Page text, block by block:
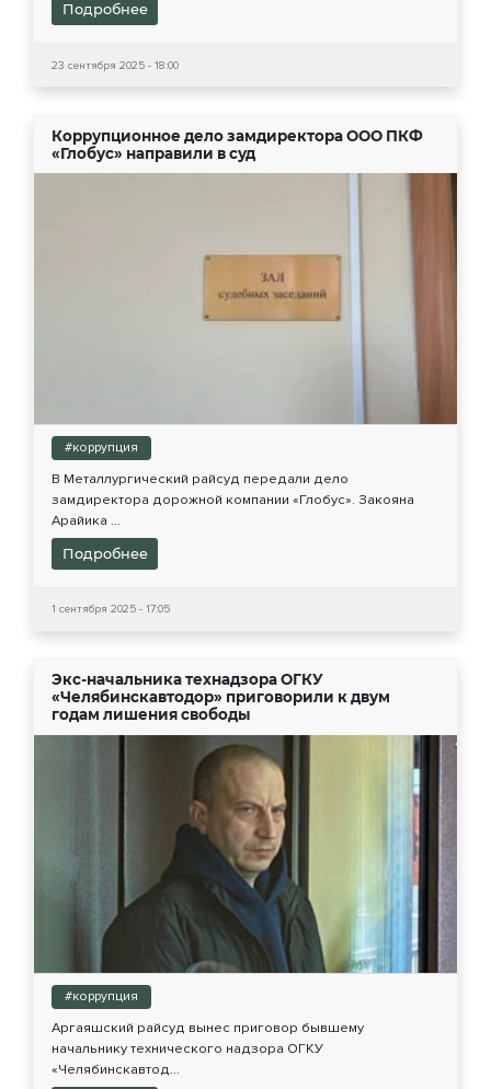
Подробнее
23 сентября 2025 - 18:00
Коррупционное дело замдиректора ООО ПКФ
«Глобус» направили в суд
#коррупция
В Металлургический райсуд передали дело
замдиректора дорожной компании «Глобус». Закояна
Арайика ...
Подробнее
1 сентября 2025 - 17:05
Экс-начальника технадзора ОГКУ
«Челябинскавтодор» приговорили к двум
годам лишения свободы
#коррупция
Аргаяшский райсуд вынес приговор бывшему
начальнику технического надзора ОГКУ
«Челябинскавтод...